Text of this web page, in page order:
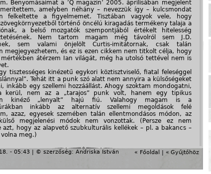
Benyomásaimat a ’Q magazin’ 2005. áprilisában megjelent
amelyben néhány – nevezzük így – kulcsmondat
felkeltette a figyelmemet. Tisztában vagyok vele, hogy
történő öncélú kiragadás termékeny talaja a
a belső mozgatók szempontjából értékelt hitelesség
Nem tartom magam még távolról sem J.D.
sem valami önjelölt Curtis-imitátornak, csak talán
megjegyezhetem, és ez is ezen cikkem nem titkolt célja, hogy
mértékben átérzem Ian világát, még ha utolsó tettével nem is
tisztességes kinézetű egykori köztisztviselő, fiatal feleséggel
Tehát itt a punk szó alatt nem annyira a külsőségeket
inkább egy szellemi hozzáállást. Ahogy szoktam mondogatni,
kerül, nem az a „tarajos” punk volt, hanem egy tipikus
kinéző „lenyalt” hajú fiú. Valahogy magam is a
inkább az alternatív szellemi megoldások felé
azaz, egyesek szemében talán ellentmondásos módon, az
megjelenési módok nem vonzottak. (Persze ez nem
azt, hogy az alapvető szubkulturális kellékek – pl. a bakancs –
meg.)
égette
még ha nem
- 05:43 | © szerzőség: Andriska István « Főoldal | « Gyűjtőhöz